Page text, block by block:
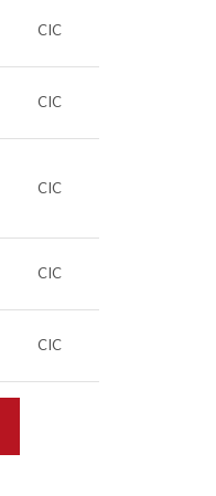
CIC
CIC
CIC
CIC
CIC